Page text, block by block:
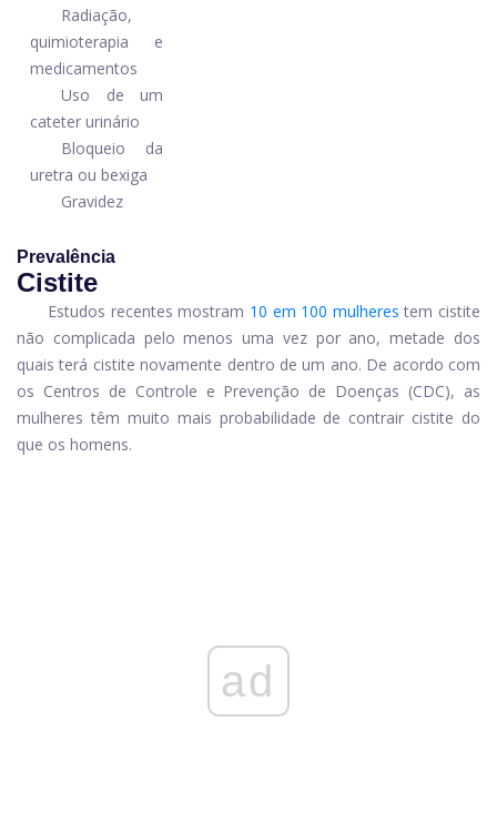
Radiação,
quimioterapia e
medicamentos
Uso de um
cateter urinário
Bloqueio da
uretra ou bexiga
Gravidez
Prevalência
Cistite
Estudos recentes mostram 10 em 100 mulheres tem cistite
não complicada pelo menos uma vez por ano, metade dos
quais terá cistite novamente dentro de um ano. De acordo com
os Centros de Controle e Prevenção de Doenças (CDC), as
mulheres têm muito mais probabilidade de contrair cistite do
que os homens.
ad